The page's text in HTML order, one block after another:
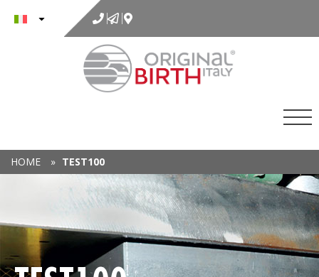
contenuto
HOME » TEST100